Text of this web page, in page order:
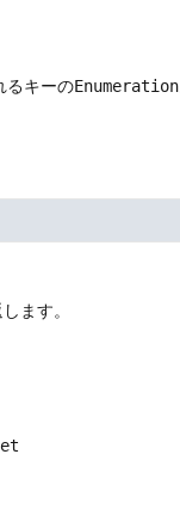
るキーのEnumeration
ます。